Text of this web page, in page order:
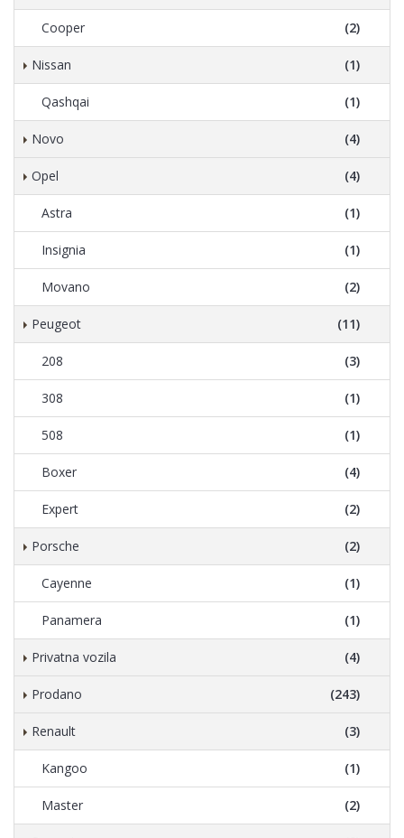
Cooper (2)
Nissan (1)
Qashqai (1)
Novo (4)
Opel (4)
Astra (1)
Insignia (1)
Movano (2)
Peugeot (11)
208 (3)
308 (1)
508 (1)
Boxer (4)
Expert (2)
Porsche (2)
Cayenne (1)
Panamera (1)
Privatna vozila (4)
Prodano (243)
Renault (3)
Kangoo (1)
Master (2)